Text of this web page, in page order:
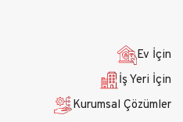
Ev İçin
İş Yeri İçin
Kurumsal Çözümler